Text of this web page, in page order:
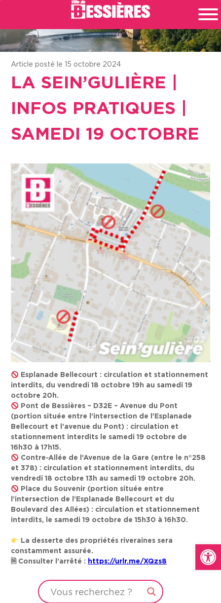
Ouvrir
Article posté le 15 octobre 2024
LA SEIN’GULIÈRE |
INFOS PRATIQUES |
SAMEDI 19 OCTOBRE
Esplanade Bellecourt : circulation et stationnement
interdits, du vendredi 18 octobre 19h au samedi 19
octobre 20h.
Pont de Bessières – D32E – Avenue du Pont
(portion située entre l’intersection de l’Esplanade
Bellecourt et l’avenue du Pont) : circulation et
stationnement interdits le samedi 19 octobre de
16h30 à 17h15.
Contre-Allée de l’Avenue de la Gare (entre le n°258
et 378) : circulation et stationnement interdits, du
vendredi 18 octobre 13h au samedi 19 octobre 20h.
Place du Souvenir (portion située entre
l’intersection de l’Esplanade Bellecourt et du
Boulevard des Allées) : circulation et stationnement
interdits, le samedi 19 octobre de 15h30 à 16h30.
La desserte des propriétés riveraines sera
constamment assurée.
🗎 Consulter l’arrêté : https://urlr.me/XQzs8